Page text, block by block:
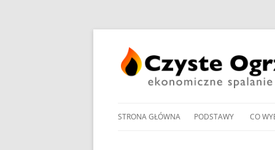
STRONA GŁÓWNA PODSTAWY CO